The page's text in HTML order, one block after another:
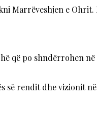
Marrëveshjen e
që po shndërrohen
së rendit dhe vizionit